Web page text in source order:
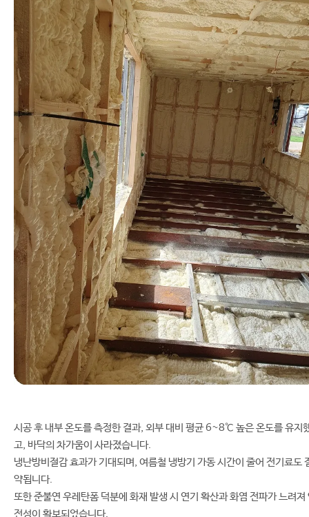
시공 후 내부 온도를 측정한 결과, 외부 대비 평균 6~8℃ 높은 온도를 유지
고, 바닥의 차가움이 사라졌습니다.
냉난방비절감 효과가 기대되며, 여름철 냉방기 가동 시간이 줄어 전기료도
약됩니다.
또한 준불연 우레탄폼 덕분에 화재 발생 시 연기 확산과 화염 전파가 느려져
전성이 확보되었습니다.